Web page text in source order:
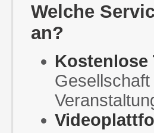
Welche
an?
Kostenlose